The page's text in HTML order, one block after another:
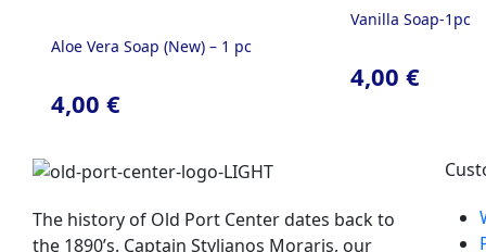
Aloe Vera Soap (New) – 1 pc
4,00 €
Vanilla Soap-1pc
4,00 €
The history of Old Port Center dates back to
the 1890’s. Captain Stylianos Moraris, our